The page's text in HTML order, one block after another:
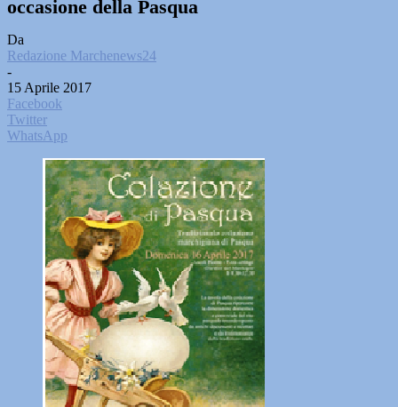
occasione della Pasqua
Da
Redazione Marchenews24
-
15 Aprile 2017
Facebook
Twitter
WhatsApp